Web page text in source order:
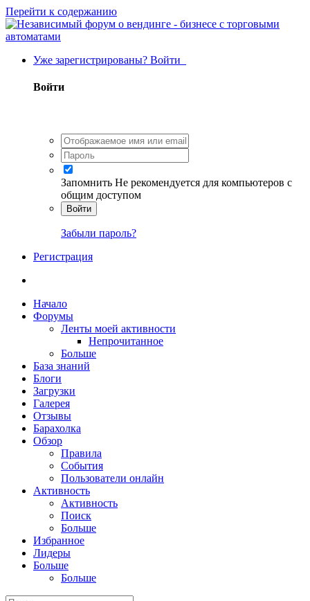
Перейти к содержанию
Уже зарегистрированы? Войти
Войти
Запомнить Не рекомендуется для компьютеров с
общим доступом
Войти
Забыли пароль?
Регистрация
Начало
Форумы
Ленты моей активности
Непрочитанное
Больше
База знаний
Блоги
Загрузки
Галерея
Отзывы
Барахолка
Обзор
Правила
События
Пользователи онлайн
Активность
Активность
Поиск
Больше
Избранное
Лидеры
Больше
Больше